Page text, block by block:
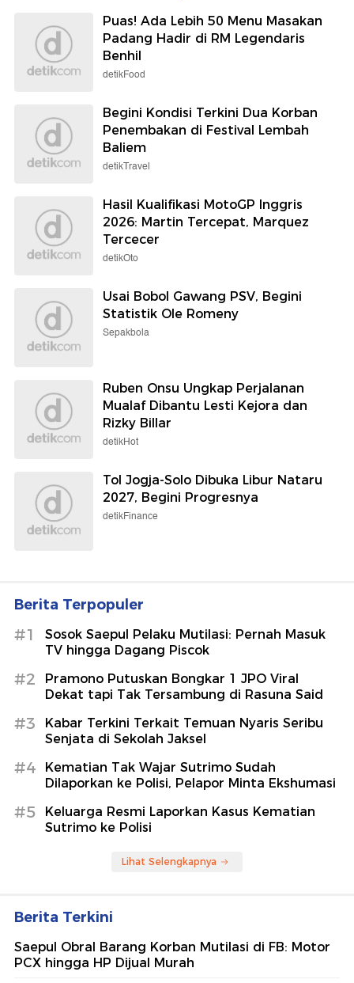
Puas! Ada Lebih 50 Menu Masakan
Padang Hadir di RM Legendaris
Benhil
detikFood
Begini Kondisi Terkini Dua Korban
Penembakan di Festival Lembah
Baliem
detikTravel
Hasil Kualifikasi MotoGP Inggris
2026: Martin Tercepat, Marquez
Tercecer
detikOto
Usai Bobol Gawang PSV, Begini
Statistik Ole Romeny
Sepakbola
Ruben Onsu Ungkap Perjalanan
Mualaf Dibantu Lesti Kejora dan
Rizky Billar
detikHot
Tol Jogja-Solo Dibuka Libur Nataru
2027, Begini Progresnya
detikFinance
Berita Terpopuler
#1
Sosok Saepul Pelaku Mutilasi: Pernah Masuk
TV hingga Dagang Piscok
#2
Pramono Putuskan Bongkar 1 JPO Viral
Dekat tapi Tak Tersambung di Rasuna Said
#3
Kabar Terkini Terkait Temuan Nyaris Seribu
Senjata di Sekolah Jaksel
#4
Kematian Tak Wajar Sutrimo Sudah
Dilaporkan ke Polisi, Pelapor Minta Ekshumasi
#5
Keluarga Resmi Laporkan Kasus Kematian
Sutrimo ke Polisi
Lihat Selengkapnya
Berita Terkini
Saepul Obral Barang Korban Mutilasi di FB: Motor
PCX hingga HP Dijual Murah